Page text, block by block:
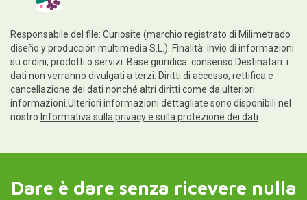
Responsabile del file: Curiosite (marchio registrato di Milimetrado
diseño y producción multimedia S.L.). Finalità: invio di informazioni
su ordini, prodotti o servizi. Base giuridica: consenso.Destinatari: i
dati non verranno divulgati a terzi. Diritti di accesso, rettifica e
cancellazione dei dati nonché altri diritti come da ulteriori
informazioni.Ulteriori informazioni dettagliate sono disponibili nel
nostro Informativa sulla privacy e sulla protezione dei dati
Dare è dare senza ricevere nulla